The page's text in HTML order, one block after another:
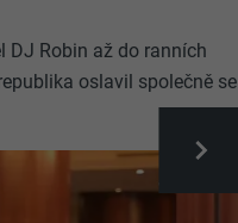
DJ Robin až do ranních
oslavil společně se